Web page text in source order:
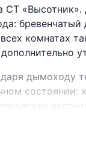
СТ
комнатах
дымоходу
состоянии: